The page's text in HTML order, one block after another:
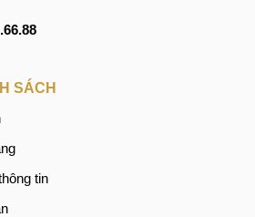
lưu ý chỉ khi nào khách hàng đồng
hình điện thoại Samsung A80 và
khi đã thay thế xong.
dịch vụ, nhận phiếu bảo hành
.
SÁCH
tin